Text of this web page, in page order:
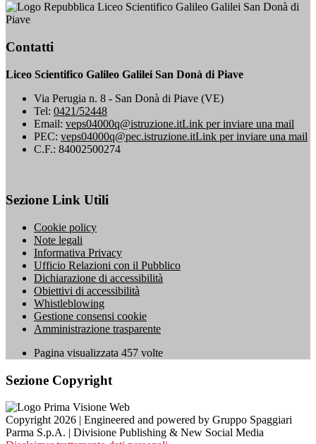
Liceo Scientifico Galileo Galilei San Donà di
Piave
Contatti
Liceo Scientifico Galileo Galilei San Donà di Piave
Via Perugia n. 8 - San Donà di Piave (VE)
Tel: 0421/52448
Email: veps04000q@istruzione.itLink per inviare una mail
PEC: veps04000q@pec.istruzione.itLink per inviare una mail
C.F.: 84002500274
Sezione Link Utili
Cookie policy
Note legali
Informativa Privacy
Ufficio Relazioni con il Pubblico
Dichiarazione di accessibilità
Obiettivi di accessibilità
Whistleblowing
Gestione consensi cookie
Amministrazione trasparente
Pagina visualizzata 457 volte
Sezione Copyright
Copyright 2026 | Engineered and powered by Gruppo Spaggiari
Parma S.p.A. | Divisione Publishing & New Social Media